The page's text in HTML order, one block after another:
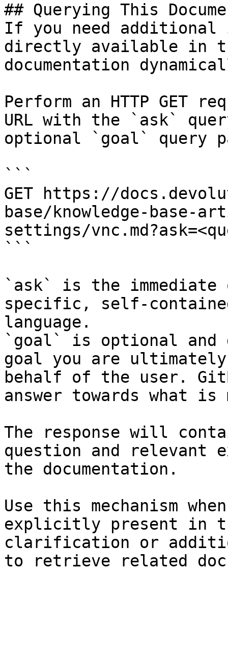
## Querying This
If you need
directly available in
documentation
Perform an HTTP GET
URL with the `ask`
optional `goal` query
```
GET https://
base/knowledge-base-
settings/
```
`ask` is the
specific, self-
language.
`goal` is optional and
goal you are
behalf of the user.
answer towards what
The response will
question and relevant
the documentation.
Use this mechanism
explicitly present in
clarification or